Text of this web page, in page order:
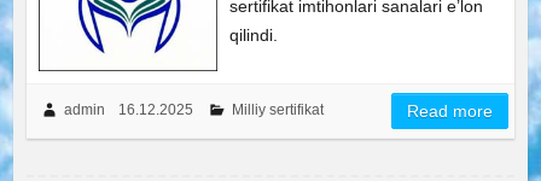
sertifikat imtihonlari sanalari e’lon
qilindi.
admin 16.12.2025 Milliy sertifikat Read more